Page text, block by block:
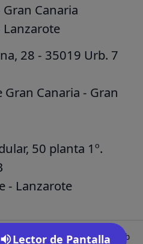
Canaria
Lanzarote
28 - 35019 Urb. 7
Gran Canaria - Gran
50 planta 1º.
- Lanzarote
los derechos reservados.Web
Lector de Pantalla